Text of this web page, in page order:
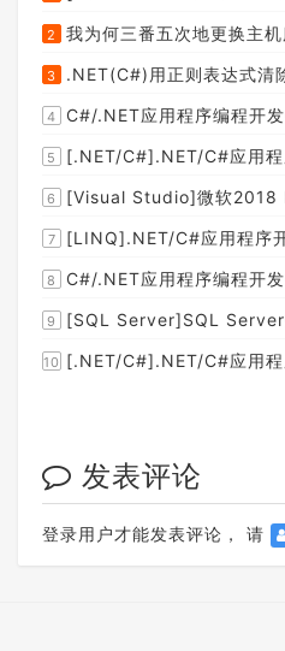
2 我为何三番五次地更换主机
3 .NET(C#)用正则表达式清除HTML标
4 C#/.NET应用程序编程开发中如何将
5 [.NET/C#].NET/C#应用程序开发的单元测
6 [Visual Studio]微软2018 Build大会:发布Visual Studio,Visual
7 [LINQ].NET/C#应用程序开发中如何使用LINQ查询集
8 C#/.NET应用程序编程开发中根据查询条件
9 [SQL Server]SQL Server数据
10 [.NET/C#].NET/C#应用程序开发中如何实
发表评论
登录用户才能发表评论， 请